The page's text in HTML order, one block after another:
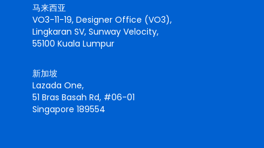
马来西亚
VO3-11-19, Designer Office (VO3),
Lingkaran SV, Sunway Velocity,
55100 Kuala Lumpur
新加坡
Lazada One,
51 Bras Basah Rd, #06-01
Singapore 189554